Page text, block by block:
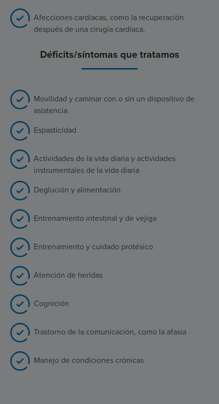
Afecciones cardíacas, como la recuperación
después de una cirugía cardíaca.
Déficits/síntomas que tratamos
Movilidad y caminar con o sin un dispositivo de
asistencia
Espasticidad
Actividades de la vida diaria y actividades
instrumentales de la vida diaria
Deglución y alimentación
Entrenamiento intestinal y de vejiga
Entrenamiento y cuidado protésico
Atención de heridas
Cognición
Trastorno de la comunicación, como la afasia
Manejo de condiciones crónicas